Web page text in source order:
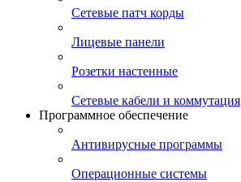
Сетевые патч корды
Лицевые панели
Розетки настенные
Сетевые кабели и коммутация
Программное обеспечение
Антивирусные программы
Операционные системы